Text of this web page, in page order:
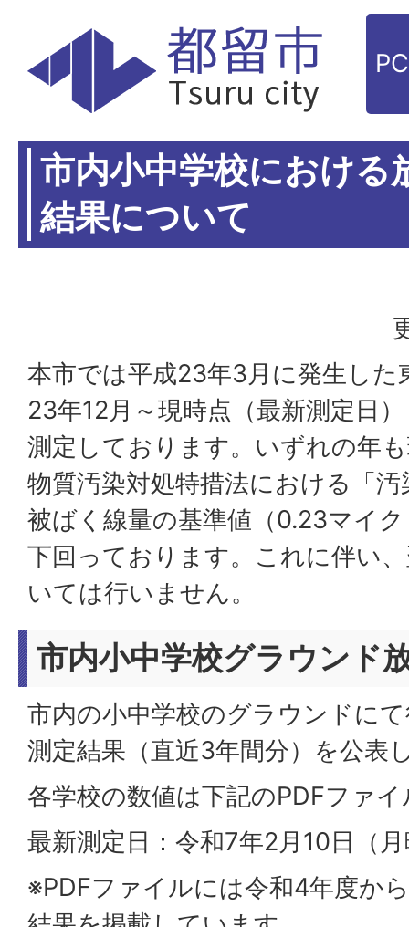
市内小中学校における
結果について
本市では平成23年3月に発生した
23年12月～現時点（最新測定日
測定しております。いずれの年
物質汚染対処特措法における「
被ばく線量の基準値（0.23マイ
下回っております。これに伴い
いては行いません。
市内小中学校グラウンド
市内の小中学校のグラウンドに
測定結果（直近3年間分）を公表
各学校の数値は下記のPDFファ
最新測定日：令和7年2月10日（
※PDFファイルには令和4年度か